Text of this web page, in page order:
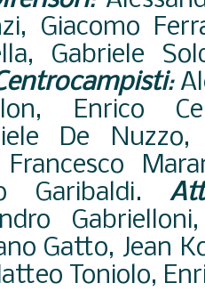
Giacomo
Gabriele
:
Enrico
De
Garibaldi.
Gatto, Jean
Toniolo,